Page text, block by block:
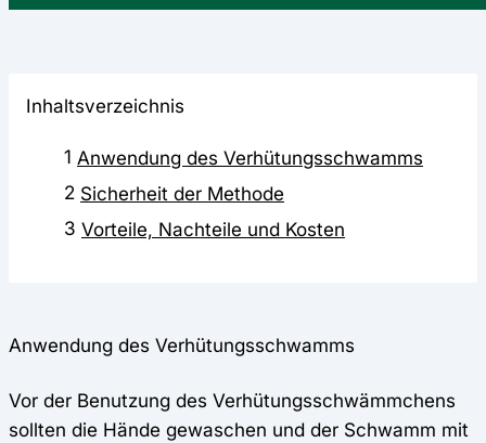
Inhaltsverzeichnis
1 Anwendung des Verhütungsschwamms
2 Sicherheit der Methode
3 Vorteile, Nachteile und Kosten
Anwendung des Verhütungsschwamms
Vor der Benutzung des Verhütungsschwämmchens
sollten die Hände gewaschen und der Schwamm mit